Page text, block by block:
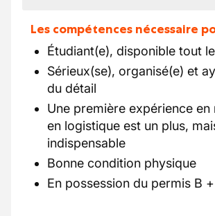
Les compétences nécessaire
Étudiant(e), disponible tout
Sérieux(se), organisé(e) et
du détail
Une première expérience en
en logistique est un plus,
indispensable
Bonne condition physique
En possession du permis B